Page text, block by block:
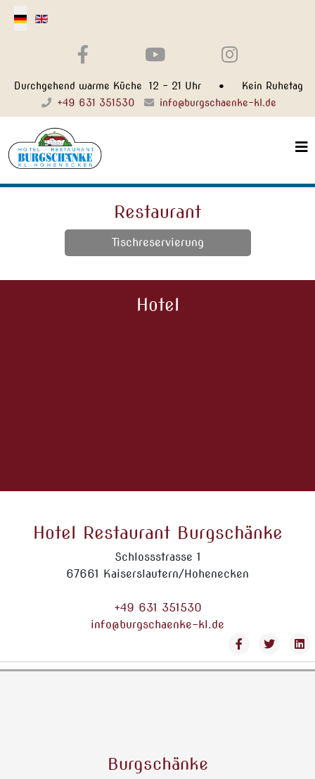
Select your language
Durchgehend warme Küche 12 - 21 Uhr • Kein Ruhetag
+49 631 351530
info@burgschaenke-kl.de
Restaurant
Tischreservierung
Hotel
Hotel Restaurant Burgschänke
Schlossstrasse 1
67661 Kaiserslautern/Hohenecken
+49 631 351530
info@burgschaenke-kl.de
Burgschänke